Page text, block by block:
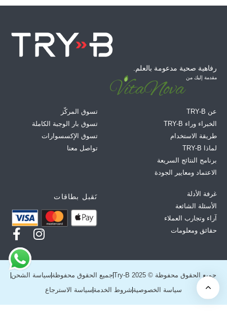
رفاهية صحية مدعومة بالعلم.
مقدمة إليك من
عن TRY-B
الخبراء وراء TRY-B
طريقة الاستخدام
لماذا TRY-B
برنامج النتائج السريعة
الاعتماد ومعايير الجودة
تسوق المركّز
تسوق بار الوجبة الكاملة
تسوق الإكسسوارات
تواصل معنا
غرفة الأدلة
الأسئلة الشائعة
آراء وتجارب العملاء
حقائق ومعلومات
نَقبل بطاقات
جميع الحقوق محفوظة © Try-B 2025 جميع الحقوق محفوظة سياسة الشحن
سياسة الخصوصية شروط الخدمة سياسة الاسترجاع